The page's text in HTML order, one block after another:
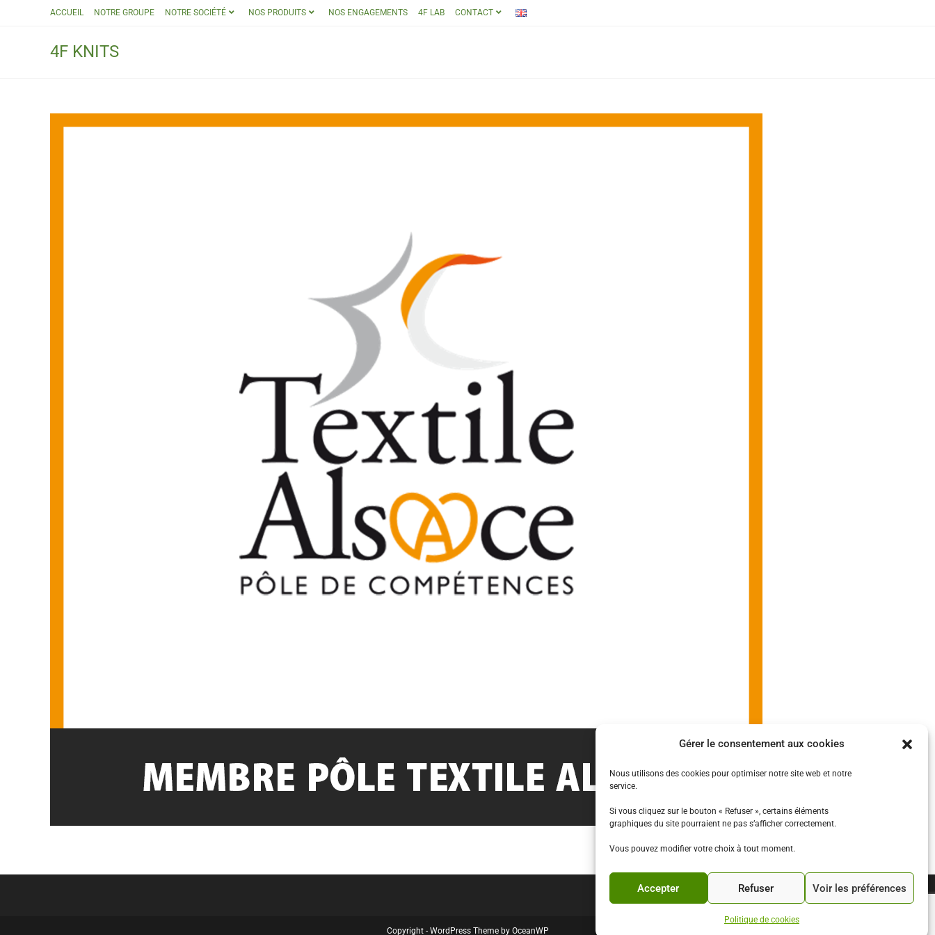
Gérer le consentement aux cookies
Nous utilisons des cookies pour optimiser notre site web et notre
service.
Si vous cliquez sur le bouton « Refuser », certains éléments
graphiques du site pourraient ne pas s’afficher correctement.
Vous pouvez modifier votre choix à tout moment.
Accepter Refuser Voir les préférences
Politique de cookies
ACCUEIL NOTRE GROUPE NOTRE SOCIÉTÉ NOS PRODUITS NOS ENGAGEMENTS 4F LAB CONTACT
4F KNITS
Copyright - WordPress Theme by OceanWP